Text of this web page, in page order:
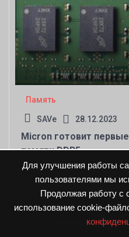
Для улучшения работы
пользователями мы
Продолжая работу с
использование cookie-
Память
SAVe 28.12.2023
Micron готовит
памяти DDR5
© DPNnews.ru.